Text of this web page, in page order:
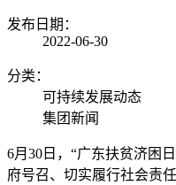
发布日期：
2022-06-30
分类：
可持续发展动态
集团新闻
6月30日，“广东扶贫济困
府号召、切实履行社会责